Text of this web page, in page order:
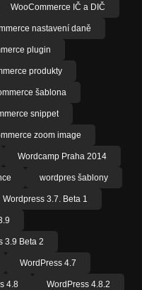
WooCommerce IČ a DIČ
nastavení daně
plugin
produkty
šablona
snippet
zoom image
Wordcamp Praha 2014
wordpres šablony
Wordpress 3.7. Beta 1
3.9 Beta 2
WordPress 4.7
4.8 WordPress 4.8.2